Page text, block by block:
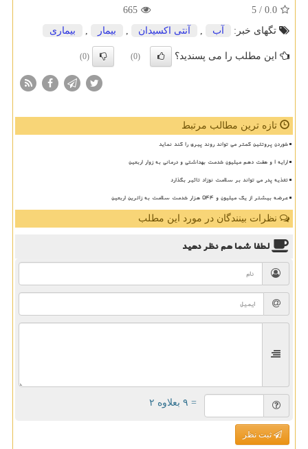
0.0
/ 5
665
تگهای خبر:
آب , آنتی اكسیدان , بیمار , بیماری
این مطلب را می پسندید؟ (0)
(0)
تازه ترین مطالب مرتبط
خوردن پروتئین کمتر می تواند روند پیری را کند نماید
ارایه ۱ و هفت دهم میلیون خدمت بهداشتی و درمانی به زوار اربعین
تغذیه پدر می تواند بر سلامت نوزاد تاثیر بگذارد
عرضه بیشتر از یک میلیون و ۵۴۴ هزار خدمت سلامت به زائرین اربعین
نظرات بینندگان در مورد این مطلب
لطفا شما همنظر دهید
= ۹ بعلاوه ۲
ثبت نظر